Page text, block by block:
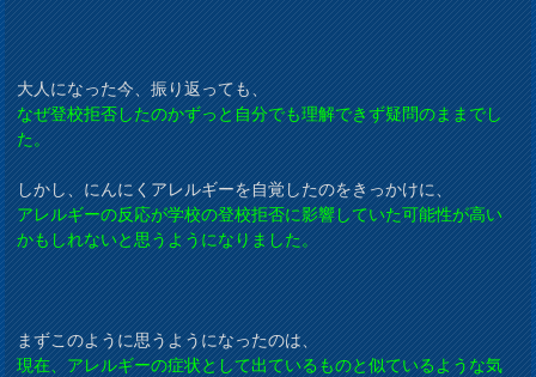
大人になった今、振り返っても、
なぜ登校拒否したのかずっと自分でも理解できず疑問のままでし
た。
しかし、にんにくアレルギーを自覚したのをきっかけに、
アレルギーの反応が学校の登校拒否に影響していた可能性が高い
かもしれないと思うようになりました。
まずこのように思うようになったのは、
現在、アレルギーの症状として出ているものと似ているような気